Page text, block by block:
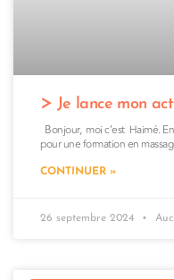
Je lance mon
Bonjour, moi c’est Haimé.
pour une formation en
CONTINUER »
26 septembre 2024